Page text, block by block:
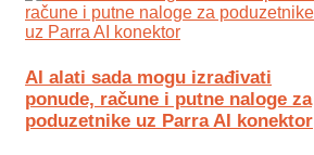
AI alati sada mogu izrađivati
ponude, račune i putne naloge za
poduzetnike uz Parra AI konektor